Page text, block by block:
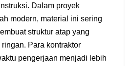
Dalam proyek
modern, material ini sering
struktur atap yang
Para kontraktor
pengerjaan menjadi lebih